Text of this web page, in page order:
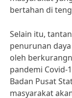
bertahan di
Selain itu,
penurunan
oleh
pandemi Covid-
Badan Pusat
masyarakat